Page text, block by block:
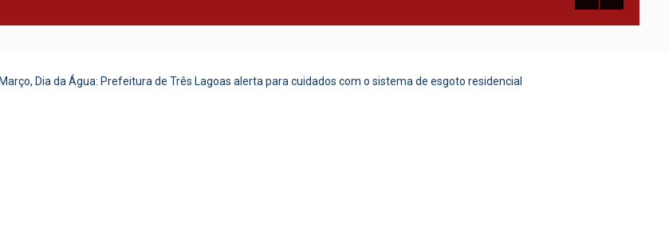
Dia da Água: Prefeitura de Três Lagoas alerta para cuidados com o sistema de esgoto residencial